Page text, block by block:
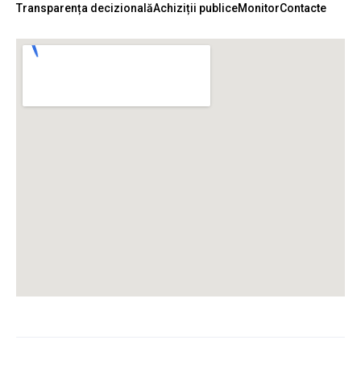
Transparența decizionalăAchiziții publiceMonitorContacte